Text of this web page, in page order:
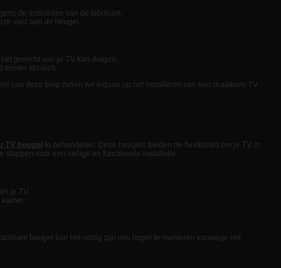
de instructies van de fabrikant.
vast aan de beugel.
gewicht van je TV kan dragen.
erover struikelt.
van deze blog zullen we ingaan op het installeren van een draaibare TV
TV beugel te behandelen. Deze beugels bieden de flexibiliteit om je TV in
stappen voor een veilige en functionele installatie.
je TV.
beugel kan het nodig zijn iets hoger te monteren vanwege het